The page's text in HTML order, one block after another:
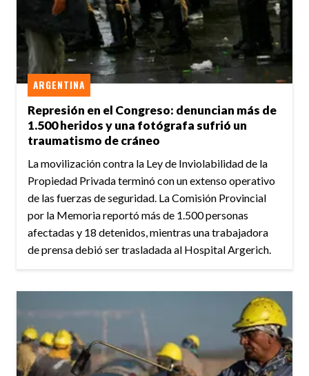
Represión en el Congreso: denuncian más de
1.500 heridos y una fotógrafa sufrió un
traumatismo de cráneo
ARGENTINA
La movilización contra la Ley de Inviolabilidad de la
Propiedad Privada terminó con un extenso operativo
de las fuerzas de seguridad. La Comisión Provincial
por la Memoria reportó más de 1.500 personas
afectadas y 18 detenidos, mientras una trabajadora
de prensa debió ser trasladada al Hospital Argerich.